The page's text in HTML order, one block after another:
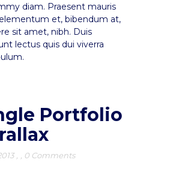
diam. Praesent mauris
et, bibendum at,
sit amet, nibh. Duis
lectus quis dui viverra
Portfolio
0 Comments